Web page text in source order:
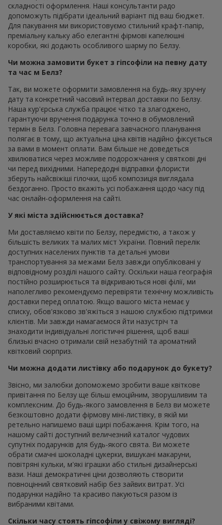
складності оформлення. Наші консультанти радо
допоможуть підібрати ідеальний варіант під ваш бюджет.
Для пакування ми використовуємо стильний крафт-папір,
преміальну кальку або елегантні фірмові капелюшні
коробки, які додають особливого шарму по Белзу.
Чи можна замовити букет з гіпсофіли на певну дату
та час м Белз?
Так, ви можете оформити замовлення на будь-яку зручну
дату та конкретний часовий інтервал доставки по Белзу.
Наша кур'єрська служба працює чітко та злагоджено,
гарантуючи вручення подарунка точно в обумовлений
термін в Белз. Головна перевага завчасного планування
полягає в тому, що актуальна ціна квітів надійно фіксується
за вами в момент оплати. Вам більше не доведеться
хвилюватися через можливе подорожчання у святкові дні
чи перед вихідними. Напередодні відправки флористи
зберуть найсвіжіші гілочки, щоб композиція виглядала
бездоганно. Просто вкажіть усі побажання щодо часу під
час онлайн-оформлення на сайті.
У які міста здійснюється доставка?
Ми доставляємо квіти по Белзу, передмістю, а також у
більшість великих та малих міст України. Повний перелік
доступних населених пунктів та детальні умови
транспортування за межами Белз завжди опубліковані у
відповідному розділі нашого сайту. Оскільки наша географія
постійно розширюється та відкриваються нові філії, ми
наполегливо рекомендуємо перевіряти технічну можливість
доставки перед оплатою. Якщо вашого міста немає у
списку, обов'язково зв'яжіться з нашою службою підтримки
клієнтів. Ми завжди намагаємося йти назустріч та
знаходити індивідуальні логістичні рішення, щоб ваші
близькі вчасно отримали свій незабутній та ароматний
квітковий сюрприз.
Чи можна додати листівку або подарунок до букету?
Звісно, ми залюбки допоможемо зробити ваше квіткове
привітання по Белзу ще більш емоційним, зворушливим та
комплексним. До будь-якого замовлення в Белз ви можете
безкоштовно додати фірмову міні-листівку, в якій ми
ретельно напишемо ваші щирі побажання. Крім того, на
нашому сайті доступний величезний каталог чудових
супутніх подарунків для будь-якого свята. Ви можете
обрати смачні шоколадні цукерки, вишукані макаруни,
повітряні кульки, м'які іграшки або стильні дизайнерські
вази. Наші демократичні ціни дозволяють створити
повноцінний святковий набір без зайвих витрат. Усі
подарунки надійно та красиво пакуються разом із
вибраними квітами.
Скільки часу стоять гіпсофіли у свіжому вигляді?